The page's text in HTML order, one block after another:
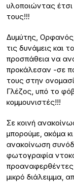
υλοποιώντας
τους!!!
Δυμύτης,
τις δυνάμεις και
προσπάθεια να
προκάλεσαν -σε
τους στην
Γλέζος, υπό το
κομμουνιστές!!!
Σε κοινή
μπορούμε, ακόμα
ανακοίνωση
φωτογραφία
προαναφερθέντες
μικρό διάλειμμα,